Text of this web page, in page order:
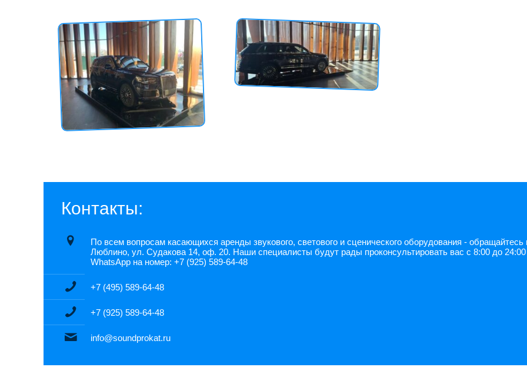
Контакты:
По всем вопросам касающихся аренды звукового, светового и сценического оборудования -
Люблино, ул. Судакова 14, оф. 20. Наши специалисты будут рады проконсультировать вас с 8:00 до
WhatsApp на номер: +7 (925) 589-64-48
+7 (495) 589-64-48
+7 (925) 589-64-48
info@soundprokat.ru